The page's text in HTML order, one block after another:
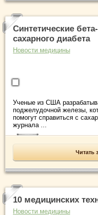
Синтетические
сахарного диабета
Новости медицины
Ученые из США
поджелудочной железы,
помогут справиться с
журнала ...
Читать
10 медицинских
Новости медицины